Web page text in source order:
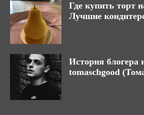
Где купить торт
Лучшие
История блогера
tomaschgood